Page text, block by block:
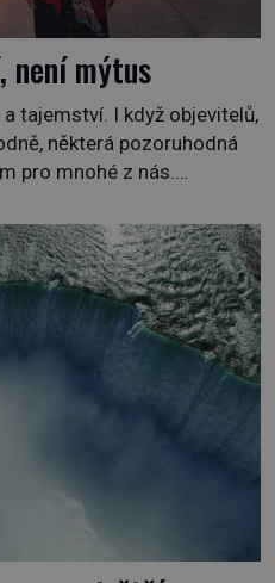
není mýtus
tajemství. I když objevitelů,
některá pozoruhodná
pro mnohé z nás.
Kypru jsou jedny z míst,
a vyprávět. Uznávaná
vydala prozkoumat
jste možná doposud